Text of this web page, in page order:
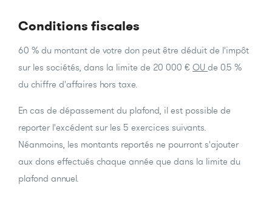
Conditions fiscales
60 % du montant de votre don peut être déduit de l'impôt
sur les sociétés, dans la limite de 20 000 € OU de 0.5 %
du chiffre d'affaires hors taxe.
En cas de dépassement du plafond, il est possible de
reporter l'excédent sur les 5 exercices suivants.
Néanmoins, les montants reportés ne pourront s'ajouter
aux dons effectués chaque année que dans la limite du
plafond annuel.